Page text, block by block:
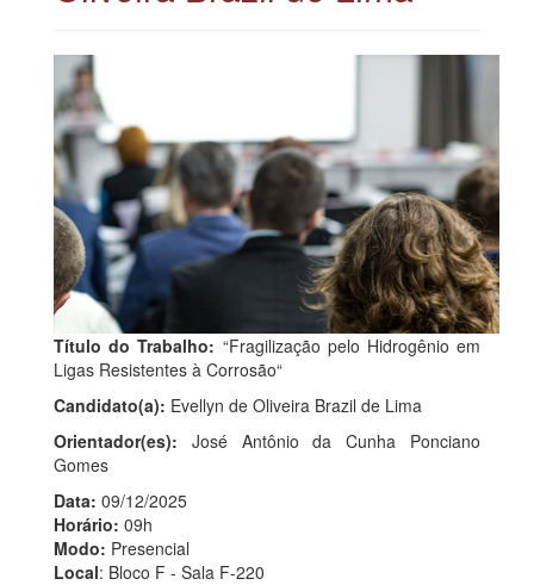
Título do Trabalho: “Fragilização pelo Hidrogênio em
Ligas Resistentes à Corrosão“
Candidato(a): Evellyn de Oliveira Brazil de Lima
Orientador(es): José Antônio da Cunha Ponciano
Gomes
Data: 09/12/2025
Horário: 09h
Modo: Presencial
Local: Bloco F - Sala F-220